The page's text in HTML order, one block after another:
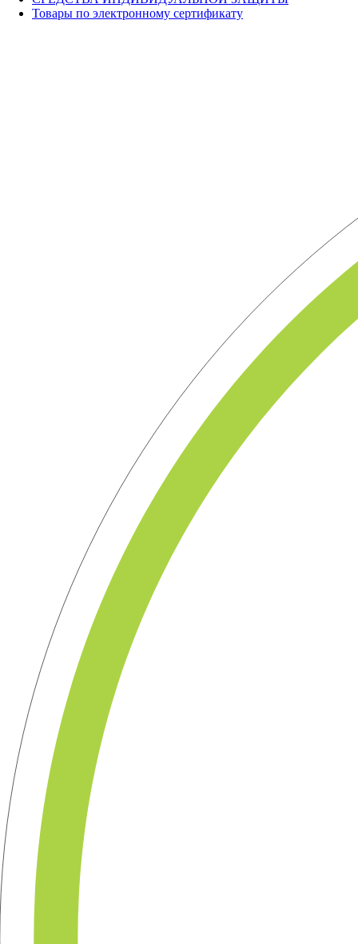
Товары по электронному сертификату